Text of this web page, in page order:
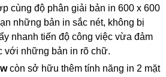
cùng độ phân giải bản in 600 x 600
những bản in sắc nét, không bị
nhanh tiến độ công việc vừa đảm
với những bản in rõ chữ.
còn sở hữu thêm tính năng in 2 mặt